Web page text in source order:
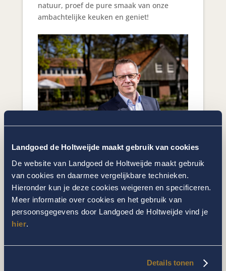
Landgoed de Holtweijde maakt gebruik van cookies
De website van Landgoed de Holtweijde maakt gebruik
van cookies en daarmee vergelijkbare technieken.
Hieronder kun je deze cookies weigeren en specificeren.
Meer informatie over cookies en het gebruik van
persoonsgegevens door Landgoed de Holtweijde vind je
hier.
Details tonen
natuur, proef de pure smaak van onze
ambachtelijke keuken en geniet!
Tot ziens op ons
Fred Smits
fredsmits@holtweijde.nl